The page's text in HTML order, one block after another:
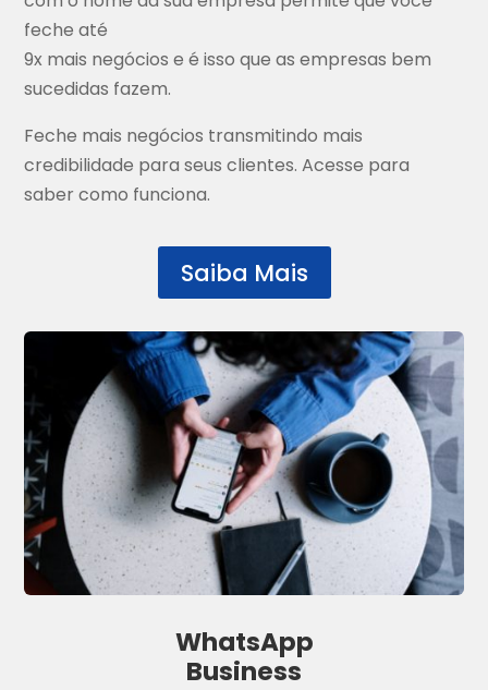
feche até
9x mais negócios e é isso que as empresas bem
sucedidas fazem.
Feche mais negócios transmitindo mais
credibilidade para seus clientes. Acesse para
saber como funciona.
Saiba Mais
WhatsApp
Business